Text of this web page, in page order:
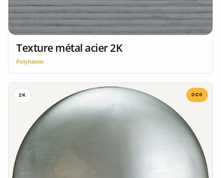
Texture métal acier 2K
Polyhaven
2K CC0